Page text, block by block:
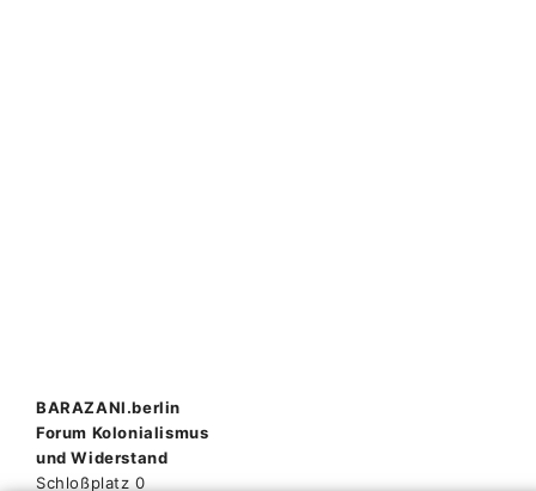
BARAZANI.berlin
Forum Kolonialismus
und Widerstand
Schloßplatz 0